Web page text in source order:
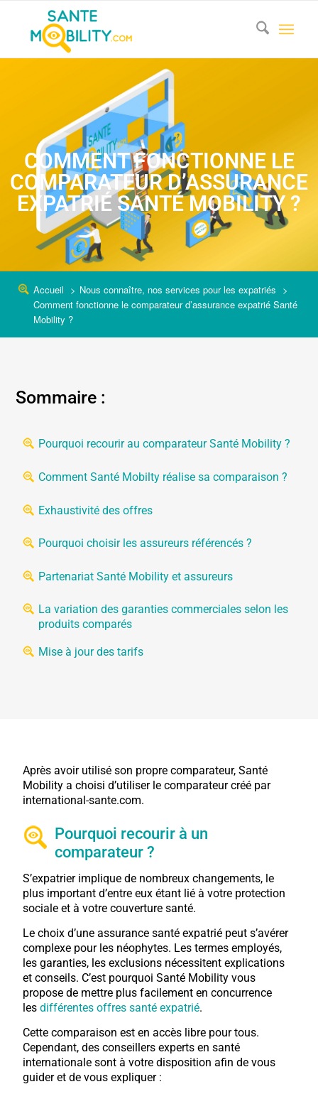
COMMENT FONCTIONNE LE
COMPARATEUR D’ASSURANCE
EXPATRIÉ SANTÉ MOBILITY ?
Accueil
Nous connaître, nos services pour les expatriés
Comment fonctionne le comparateur d’assurance expatrié Santé
Mobility ?
Sommaire :
Pourquoi recourir au comparateur Santé Mobility ?
Comment Santé Mobilty réalise sa comparaison ?
Exhaustivité des offres
Pourquoi choisir les assureurs référencés ?
Partenariat Santé Mobility et assureurs
La variation des garanties commerciales selon les
produits comparés
Mise à jour des tarifs
Après avoir utilisé son propre comparateur, Santé
Mobility a choisi d’utiliser le comparateur créé par
international-sante.com.
Pourquoi recourir à un
comparateur ?
S’expatrier implique de nombreux changements, le
plus important d’entre eux étant lié à votre protection
sociale et à votre couverture santé.
Le choix d’une assurance santé expatrié peut s’avérer
complexe pour les néophytes. Les termes employés,
les garanties, les exclusions nécessitent explications
et conseils. C’est pourquoi Santé Mobility vous
propose de mettre plus facilement en concurrence
lesdifférentes offres santé expatrié.
Cette comparaison est en accès libre pour tous.
Cependant, des conseillers experts en santé
internationale sont à votre disposition afin de vous
guider et de vous expliquer :